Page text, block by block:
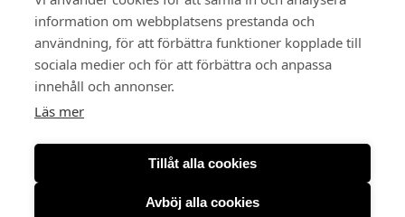
information om webbplatsens prestanda och
användning, för att förbättra funktioner kopplade till
sociala medier och för att förbättra och anpassa
innehåll och annonser.
Läs mer
Tillåt alla cookies
Avböj alla cookies